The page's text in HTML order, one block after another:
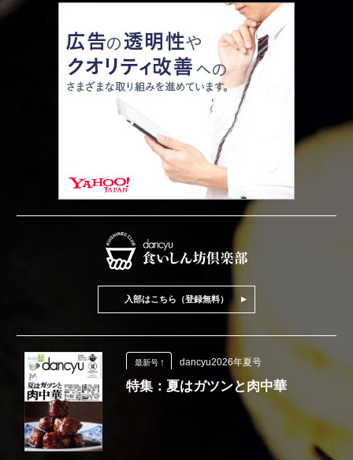
入部はこちら（登録無料）
最新号！ dancyu2026年夏号
特集：夏はガツンと肉中華